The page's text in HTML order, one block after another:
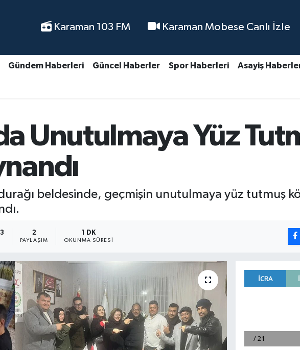
Karaman 103 FM Karaman Mobese Canlı İzle
Gündem Haberleri Güncel Haberler Spor Haberleri Asayiş
Unutulmaya Yüz
beldesinde, geçmişin unutulmaya yüz tutmuş
2
PAYLAŞIM
1 DK
OKUNMA SÜRESI